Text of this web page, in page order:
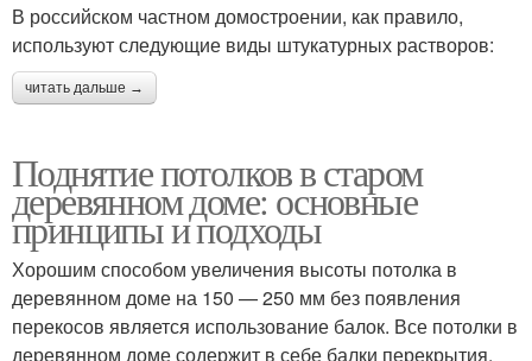
В российском частном домостроении, как правило,
используют следующие виды штукатурных растворов:
читать дальше →
Поднятие потолков в старом
деревянном доме: основные
принципы и подходы
Хорошим способом увеличения высоты потолка в
деревянном доме на 150 — 250 мм без появления
перекосов является использование балок. Все потолки в
деревянном доме содержит в себе балки перекрытия,